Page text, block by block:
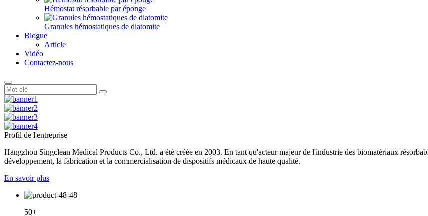
Hémostat résorbable par éponge
Granules hémostatiques de diatomite
Blogue
Article
Vidéo
Contactez-nous
Profil de l'entreprise
Hangzhou Singclean Medical Products Co., Ltd. a été créée en 2003. En tant qu'acteur majeur de l'industrie des biomatériaux
développement, la fabrication et la commercialisation de dispositifs médicaux de haute qualité.
En savoir plus
50+